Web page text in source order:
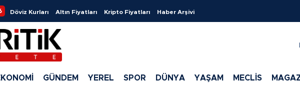
Döviz Kurları Altın Fiyatları Kripto Fiyatları Haber Arşivi
GÜNDEM YEREL SPOR DÜNYA YAŞAM MECLİS